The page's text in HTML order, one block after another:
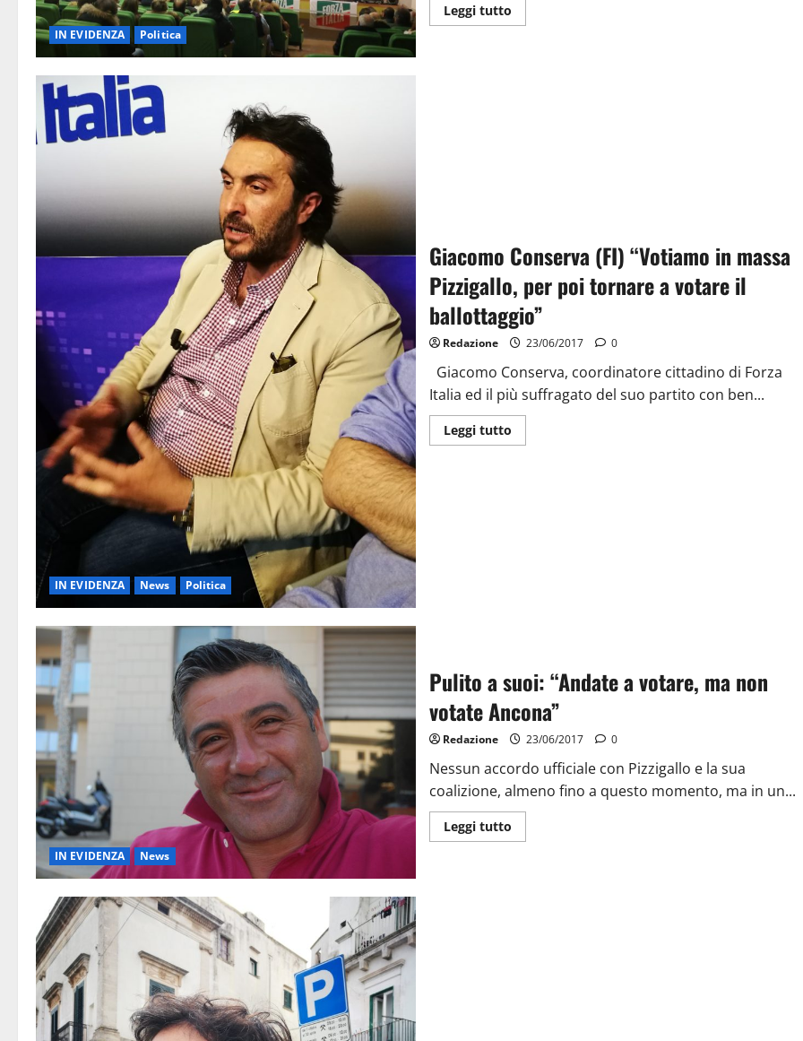
IN EVIDENZA Politica
Leggi tutto
IN EVIDENZA News Politica
Giacomo Conserva (FI) “Votiamo in massa
Pizzigallo, per poi tornare a votare il
ballottaggio”
Redazione 23/06/2017 0
Giacomo Conserva, coordinatore cittadino di Forza
Italia ed il più suffragato del suo partito con ben...
Leggi tutto
IN EVIDENZA News
Pulito a suoi: “Andate a votare, ma non
votate Ancona”
Redazione 23/06/2017 0
Nessun accordo ufficiale con Pizzigallo e la sua
coalizione, almeno fino a questo momento, ma in un...
Leggi tutto